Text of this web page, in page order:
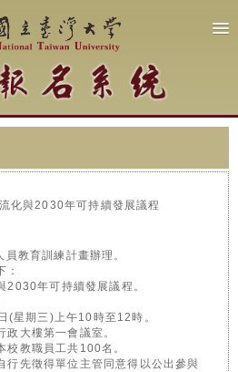
化與2030年可持續發展議程
教育訓練計畫辦理。
：
2030年可持續發展議程。
(星期三)上午10時至12時。
政大樓第一會議室。
校教職員工共100名。
行先徵得單位主管同意得以公出參與